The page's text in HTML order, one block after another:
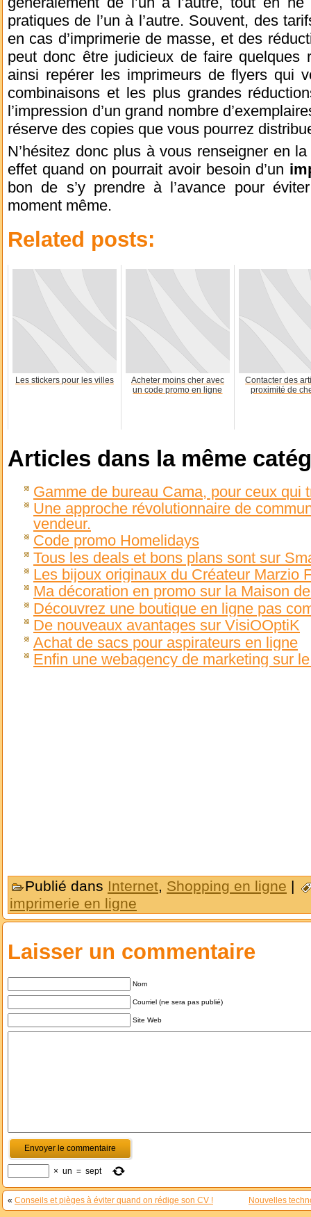
pratiques de l’un à l’autre. Souvent, des
en cas d’imprimerie de masse, et des
peut donc être judicieux de faire quelques
ainsi repérer les imprimeurs de flyers qui
combinaisons et les plus grandes
l’impression d’un grand nombre
réserve des copies que vous pourrez
N’hésitez donc plus à vous renseigner en
effet quand on pourrait avoir besoin d’un
bon de s’y prendre à l’avance pour
moment même.
Related posts:
Les stickers pour les villes
Acheter moins cher avec
un code promo en ligne
Contacter des
proximité de
Articles dans la même
Gamme de bureau Cama, pour ceux qui
Une approche révolutionnaire de
vendeur.
Code promo Homelidays
Tous les deals et bons plans sont sur
Les bijoux originaux du Créateur Marzio
Ma décoration en promo sur la Maison
Découvrez une boutique en ligne pas
De nouveaux avantages sur VisiOOptiK
Achat de sacs pour aspirateurs en ligne
Enfin une webagency de marketing sur
Publié dans Internet, Shopping en ligne |
imprimerie en ligne
Laisser un commentaire
Nom
Courriel (ne sera pas publié)
Site Web
× un = sept
« Conseils et pièges à éviter quand on rédige son CV ! Nouvelles